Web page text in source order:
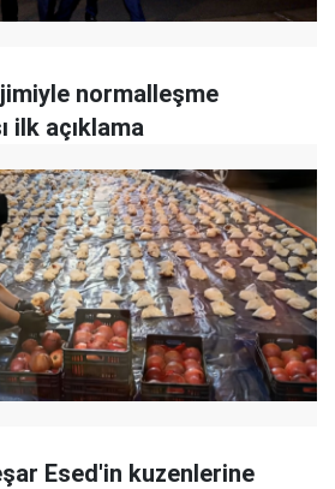
normalleşme
ilk açıklama
Esed'in kuzenlerine